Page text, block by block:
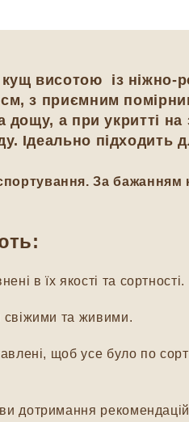
висотою із ніжно-
см, з приємним
дощу, а при укритті
Ідеально підходить
За бажанням
в їх якості та сортності.
свіжими та живими.
щоб усе було по
дотримання рекомендацій